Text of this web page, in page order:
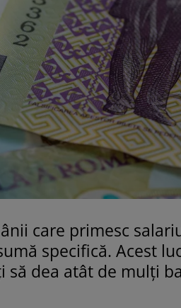
care primesc
specifică. Acest
să dea atât de mulți